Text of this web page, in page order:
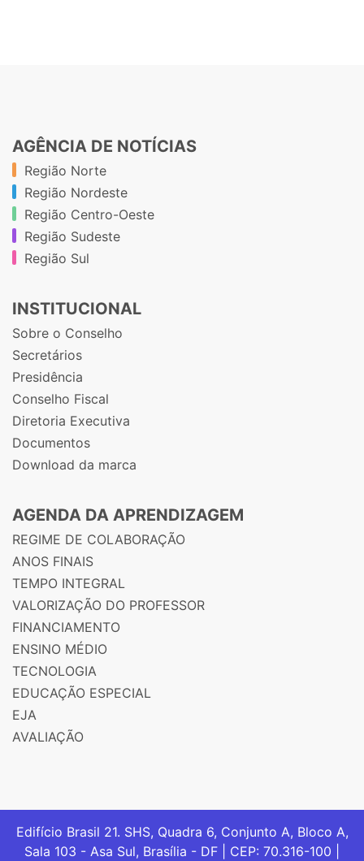
AGÊNCIA DE NOTÍCIAS
Região Norte
Região Nordeste
Região Centro-Oeste
Região Sudeste
Região Sul
INSTITUCIONAL
Sobre o Conselho
Secretários
Presidência
Conselho Fiscal
Diretoria Executiva
Documentos
Download da marca
AGENDA DA APRENDIZAGEM
REGIME DE COLABORAÇÃO
ANOS FINAIS
TEMPO INTEGRAL
VALORIZAÇÃO DO PROFESSOR
FINANCIAMENTO
ENSINO MÉDIO
TECNOLOGIA
EDUCAÇÃO ESPECIAL
EJA
AVALIAÇÃO
Edifício Brasil 21. SHS, Quadra 6, Conjunto A, Bloco A,
Sala 103 - Asa Sul, Brasília - DF | CEP: 70.316-100 |